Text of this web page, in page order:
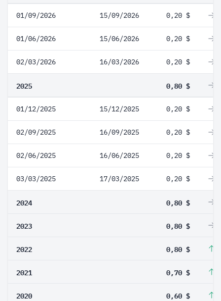
01/09/2026 15/09/2026 0,20 $
01/06/2026 15/06/2026 0,20 $
02/03/2026 16/03/2026 0,20 $
2025 0,80 $
01/12/2025 15/12/2025 0,20 $
02/09/2025 16/09/2025 0,20 $
02/06/2025 16/06/2025 0,20 $
03/03/2025 17/03/2025 0,20 $
2024 0,80 $
2023 0,80 $
2022 0,80 $
2021 0,70 $
2020 0,60 $